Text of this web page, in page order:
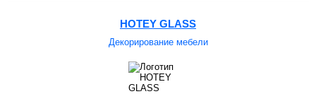
HOTEY GLASS
Декорирование мебели